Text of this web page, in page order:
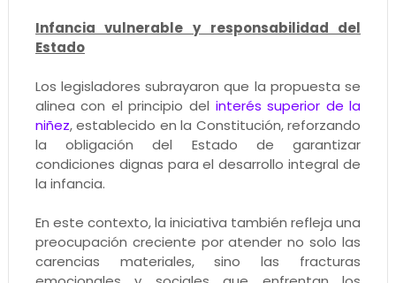
Infancia vulnerable y responsabilidad del
Estado
Los legisladores subrayaron que la propuesta se
alinea con el principio del interés superior de la
niñez, establecido en la Constitución, reforzando
la obligación del Estado de garantizar
condiciones dignas para el desarrollo integral de
la infancia.
En este contexto, la iniciativa también refleja una
preocupación creciente por atender no solo las
carencias materiales, sino las fracturas